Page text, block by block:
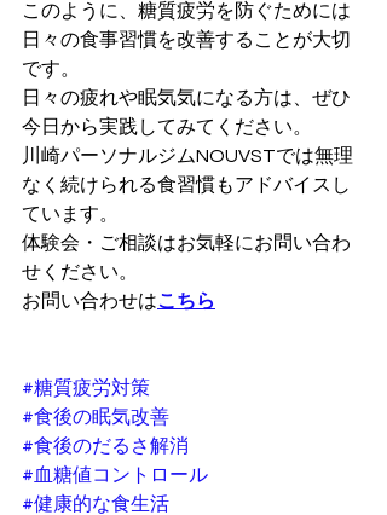
このように、糖質疲労を防ぐためには
日々の食事習慣を改善することが大切
です。
日々の疲れや眠気気になる方は、ぜひ
今日から実践してみてください。
川崎パーソナルジムNOUVSTでは無理
なく続けられる食習慣もアドバイスし
ています。
体験会・ご相談はお気軽にお問い合わ
せください。
お問い合わせはこちら
#糖質疲労対策
#食後の眠気改善
#食後のだるさ解消
#血糖値コントロール
#健康的な食生活